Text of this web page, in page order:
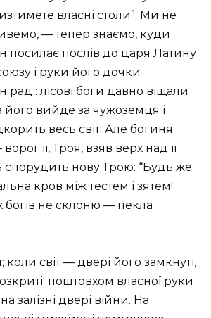
власні столи”. Ми не
— тепер знаємо, куди
посилає послів до царя Латину
і руки його дочки
: лісові боги давно віщали
вийде за чужоземця і
весь світ. Але богиня
її, Троя, взяв верх над її
спорудить нову Трою: “Будь же
кров між тестем і зятем!
не склоню — пекла
світ — двері його замкнуті,
поштовхом власної руки
залізні двері війни. На